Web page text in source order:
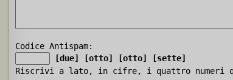
Codice Antispam:
[due]
[otto] [otto]
[sette]
Riscrivi a lato, in cifre, i quattro